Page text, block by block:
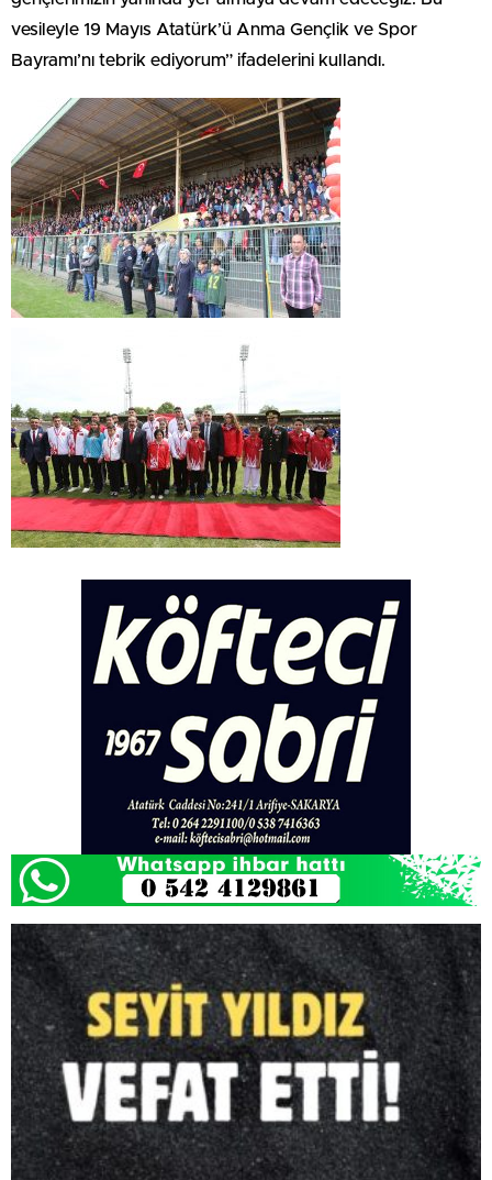
vesileyle 19 Mayıs Atatürk’ü Anma Gençlik ve Spor
Bayramı’nı tebrik ediyorum” ifadelerini kullandı.